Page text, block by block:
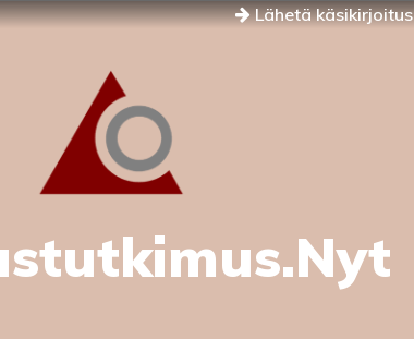
Lähetä käsikirjoitus